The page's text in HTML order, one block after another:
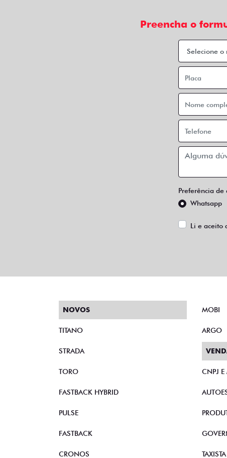
Preencha o
Preferência de
Whatsapp
Li e aceito
NOVOS
TITANO
STRADA
TORO
FASTBACK HYBRID
PULSE
FASTBACK
CRONOS
MOBI
ARGO
CNPJ E
TAXISTA